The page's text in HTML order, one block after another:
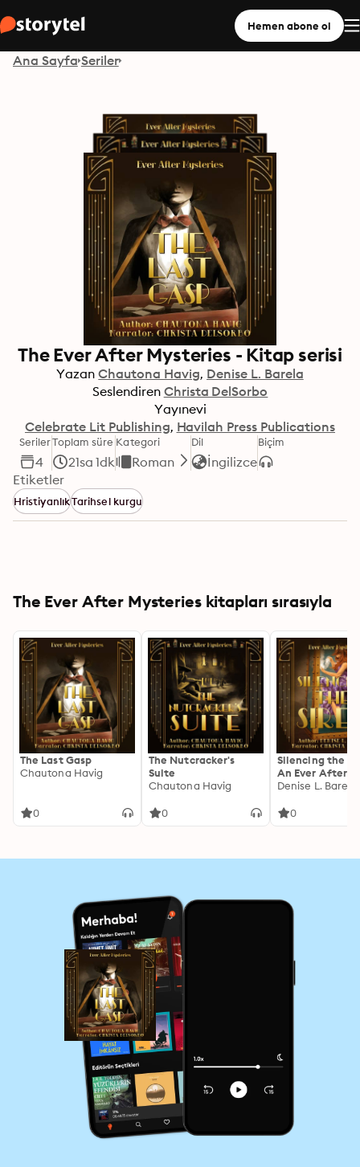
Hemen abone ol
Ana Sayfa Seriler
The Ever After Mysteries - Kitap serisi
Yazan Chautona Havig Denise L. Barela
Seslendiren Christa DelSorbo
Yayınevi
Celebrate Lit Publishing Havilah Press Publications
Seriler
4
Toplam süre
21sa 1dk
Kategori
Roman
Dil
İngilizce
Biçim
Etiketler
HristiyanlıkTarihsel kurgu
The Ever After Mysteries kitapları sırasıyla
The Last Gasp
Chautona Havig
0
The Nutcracker's
Suite
Chautona Havig
0
Silencing the
An Ever After
Denise L. Barela
0